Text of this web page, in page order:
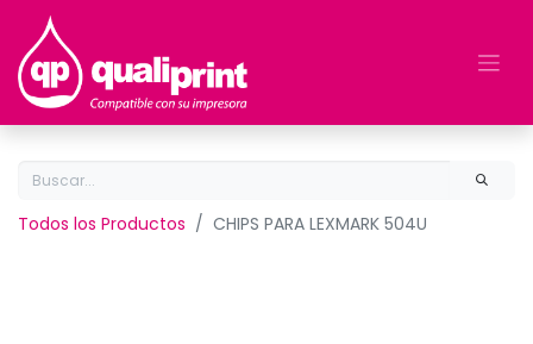
Todos los Productos CHIPS PARA LEXMARK 504U